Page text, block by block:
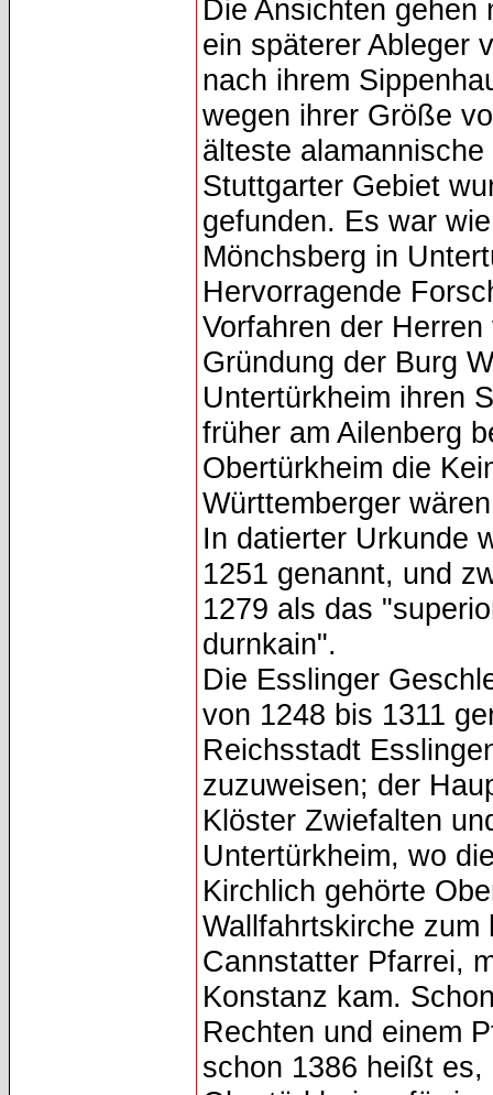
Die Ansichten gehen
ein späterer Ableger
nach ihrem
wegen ihrer Größe
älteste
Stuttgarter Gebiet
gefunden. Es war
Mönchsberg in
Hervorragende
Vorfahren der
Gründung der Burg
Untertürkheim ihren
früher am Ailenberg
Obertürkheim die
Württemberger
In datierter Urkunde
1251 genannt, und
1279 als das
durnkain".
Die Esslinger
von 1248 bis 1311
Reichsstadt
zuzuweisen; der
Klöster Zwiefalten
Untertürkheim, wo
Kirchlich gehörte
Wallfahrtskirche
Cannstatter Pfarrei,
Konstanz kam.
Rechten und einem
schon 1386 heißt